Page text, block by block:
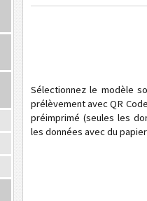
Sélectionnez le modèle
prélèvement avec QR
préimprimé (seules les
les données avec du